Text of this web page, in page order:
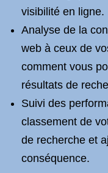
visibilité en ligne.
Analyse de la
web à ceux de
comment vous
résultats de
Suivi des
classement de
de recherche et
conséquence.